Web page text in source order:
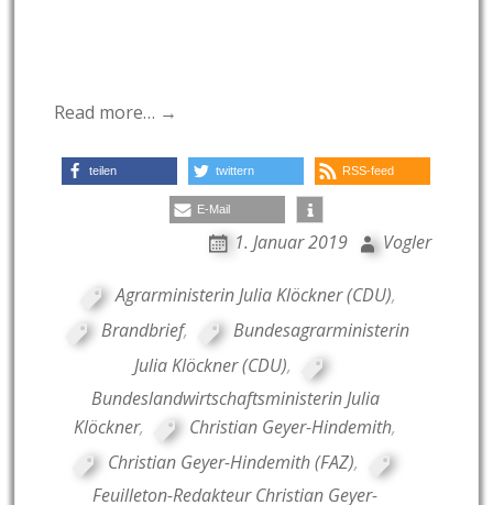
Read more… →
teilen twittern RSS-feed
E-Mail
1. Januar 2019 Vogler
Agrarministerin Julia Klöckner (CDU),
Brandbrief,
Bundesagrarministerin
Julia Klöckner (CDU),
Bundeslandwirtschaftsministerin Julia
Klöckner, Christian Geyer-Hindemith,
Christian Geyer-Hindemith (FAZ),
Feuilleton-Redakteur Christian Geyer-